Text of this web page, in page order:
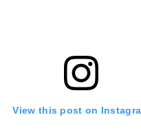
View this post on